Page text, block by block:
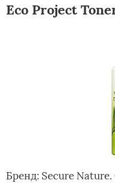
Eco Project
Брeнд: Secure